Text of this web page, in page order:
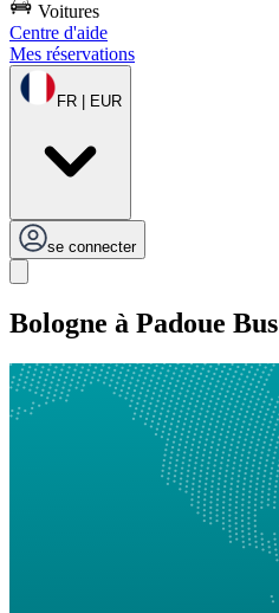
Voitures
Centre d'aide
Mes réservations
FR | EUR
se connecter
Bologne à Padoue Bus